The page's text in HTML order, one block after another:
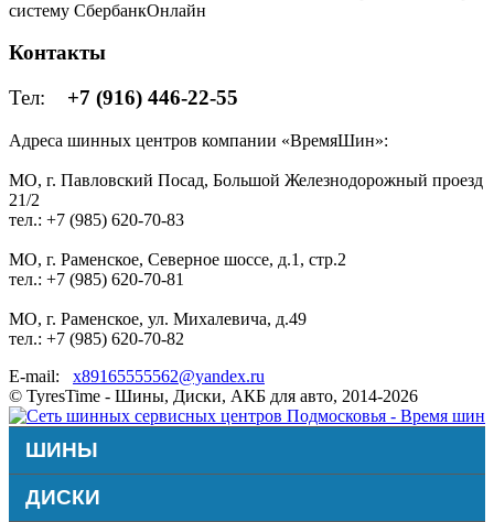
систему СбербанкОнлайн
Контакты
Тел: +7 (916) 446-22-55
Адреса шинных центров компании «ВремяШин»:
МО, г. Павловский Посад, Большой Железнодорожный проезд
21/2
тел.: +7 (985) 620-70-83
МО, г. Раменское, Северное шоссе, д.1, стр.2
тел.: +7 (985) 620-70-81
МО, г. Раменское, ул. Михалевича, д.49
тел.: +7 (985) 620-70-82
E-mail: x89165555562@yandex.ru
© TyresTime - Шины, Диски, АКБ для авто, 2014-2026
ШИНЫ
ДИСКИ